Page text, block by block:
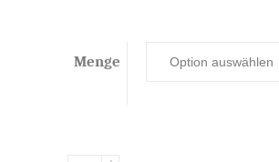
Menge